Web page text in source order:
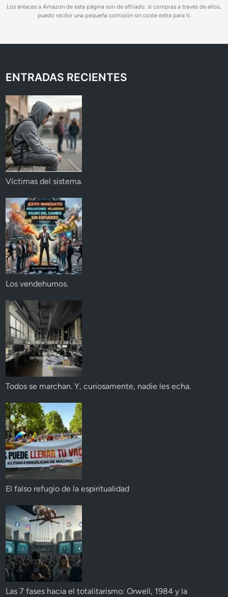
Los enlaces a Amazon de esta página son de afiliado: si compras a través de ellos,
puedo recibir una pequeña comisión sin coste extra para ti.
ENTRADAS RECIENTES
Víctimas del sistema.
Los vendehumos.
Todos se marchan. Y, curiosamente, nadie les echa.
El falso refugio de la espiritualidad
Las 7 fases hacia el totalitarismo: Orwell, 1984 y la